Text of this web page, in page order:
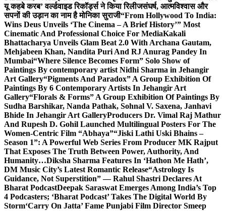
यू कहबे करब’ वर्ल्डवाइड रिकॉर्ड्स ने किया रिलीजसंघर्ष, आत्मविश्वास और
सपनों की उड़ान का नाम है मोनिका सुराजी“From Hollywood To India:
Wins Deus Unveils ‘The Cinema – A Brief History’” Most
Cinematic And Professional Choice For MediaKakali
Bhattacharya Unveils Glam Beat 2.0 With Archana Gautam,
Mehjabeen Khan, Nandita Puri And RJ Anurag Pandey In
Mumbai“Where Silence Becomes Form” Solo Show of
Paintings By contemporary artist Nidhi Sharma in Jehangir
Art Gallery“Pigments And Paradox” A Group Exhibition Of
Paintings By 6 Contemporary Artists In Jehangir Art
Gallery“Florals & Forms” A Group Exhibition Of Paintings By
Sudha Barshikar, Nanda Pathak, Sohnal V. Saxena, Janhavi
Bhide In Jehangir Art GalleryProducers Dr. Vimal Raj Mathur
And Rupesh D. Gohil Launched Multilingual Posters For The
Women-Centric Film “Abhaya”“Jiski Lathi Uski Bhains –
Season 1”: A Powerful Web Series From Producer MK Rajput
That Exposes The Truth Between Power, Authority, And
Humanity…Diksha Sharma Features In ‘Hathon Me Hath’,
DM Music City’s Latest Romantic Release“Astrology Is
Guidance, Not Superstition” — Rahul Shastri Declares At
Bharat PodcastDeepak Saraswat Emerges Among India’s Top
4 Podcasters; ‘Bharat Podcast’ Takes The Digital World By
Storm‘Carry On Jatta’ Fame Punjabi Film Director Smeep